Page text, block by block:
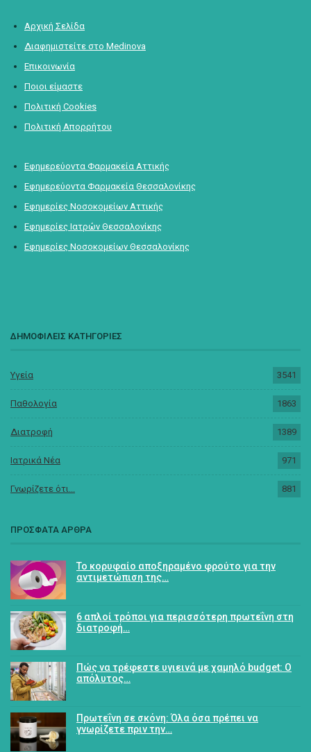
Αρχική Σελίδα
Διαφημιστείτε στο Medinova
Επικοινωνία
Ποιοι είμαστε
Πολιτική Cookies
Πολιτική Απορρήτου
Εφημερεύοντα Φαρμακεία Αττικής
Εφημερεύοντα Φαρμακεία Θεσσαλονίκης
Εφημερίες Νοσοκομείων Αττικής
Εφημερίες Ιατρών Θεσσαλονίκης
Εφημερίες Νοσοκομείων Θεσσαλονίκης
ΔΗΜΟΦΙΛΕΙΣ ΚΑΤΗΓΟΡΙΕΣ
Υγεία 3541
Παθολογία 1863
Διατροφή 1389
Ιατρικά Νέα 971
Γνωρίζετε ότι... 881
ΠΡΟΣΦΑΤΑ ΑΡΘΡΑ
Το κορυφαίο αποξηραμένο φρούτο για την
αντιμετώπιση της…
6 απλοί τρόποι για περισσότερη πρωτεΐνη στη
διατροφή…
Πώς να τρέφεστε υγιεινά με χαμηλό budget: Ο
απόλυτος…
Πρωτεΐνη σε σκόνη: Όλα όσα πρέπει να
γνωρίζετε πριν την…